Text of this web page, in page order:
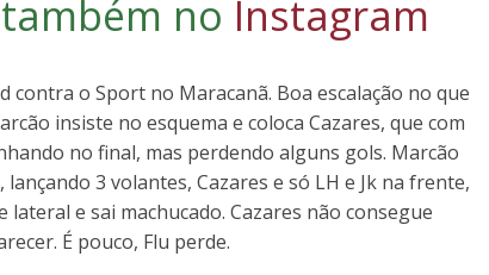
no Instagram
contra o Sport no Maracanã. Boa escalação no que
insiste no esquema e coloca Cazares, que com
no final, mas perdendo alguns gols. Marcão
3 volantes, Cazares e só LH e Jk na frente,
e sai machucado. Cazares não consegue
É pouco, Flu perde.